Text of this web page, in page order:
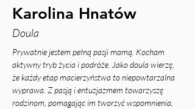
Karolina Hnatów
Doula
Prywatnie jestem pełną pasji mamą. Kocham
aktywny tryb życia i podróże. Jako doula wierzę,
że każdy etap macierzyństwa to niepowtarzalna
wyprawa. Z pasją i entuzjazmem towarzyszę
rodzinom, pomagając im tworzyć wspomnienia,